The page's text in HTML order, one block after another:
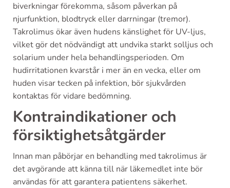
biverkningar förekomma, såsom påverkan på
njurfunktion, blodtryck eller darrningar (tremor).
Takrolimus ökar även hudens känslighet för UV-ljus,
vilket gör det nödvändigt att undvika starkt solljus och
solarium under hela behandlingsperioden. Om
hudirritationen kvarstår i mer än en vecka, eller om
huden visar tecken på infektion, bör sjukvården
kontaktas för vidare bedömning.
Kontraindikationer och
försiktighetsåtgärder
Innan man påbörjar en behandling med takrolimus är
det avgörande att känna till när läkemedlet inte bör
användas för att garantera patientens säkerhet.